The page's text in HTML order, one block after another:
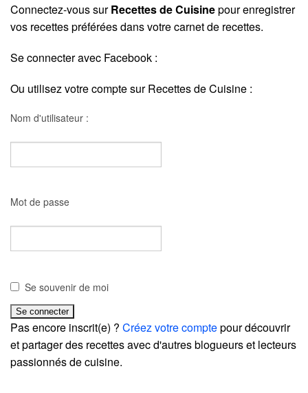
Connectez-vous surRecettes de Cuisinepour enregistrer
vos recettes préférées dans votre carnet de recettes.
Se connecter avec Facebook :
Ou utilisez votre compte sur Recettes de Cuisine :
Nom d'utilisateur :
Mot de passe
Se souvenir de moi
Pas encore inscrit(e) ? Créez votre comptepour découvrir
et partager des recettes avec d'autres blogueurs et lecteurs
passionnés de cuisine.